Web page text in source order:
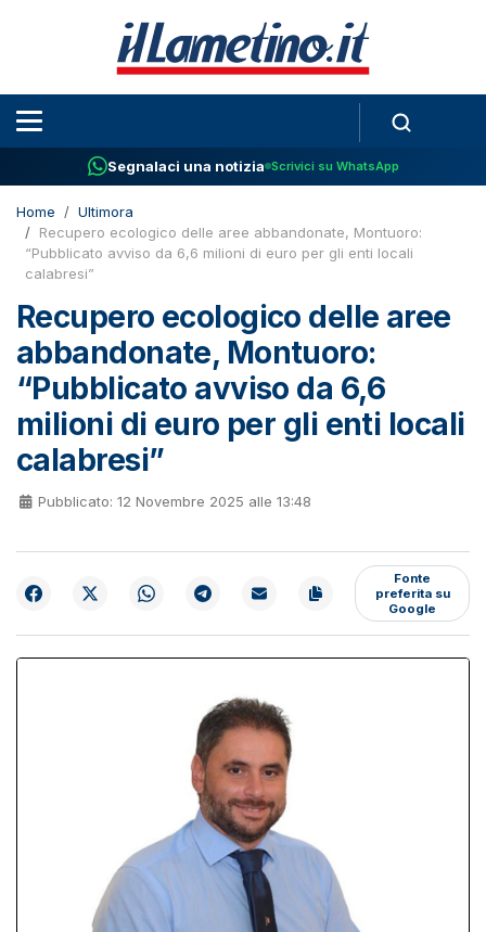
Segnalaci una notizia Scrivici su WhatsApp
Home
Ultimora
Recupero ecologico delle aree abbandonate, Montuoro:
“Pubblicato avviso da 6,6 milioni di euro per gli enti locali
calabresi”
Recupero ecologico delle aree
abbandonate, Montuoro:
“Pubblicato avviso da 6,6
milioni di euro per gli enti locali
calabresi”
Pubblicato: 12 Novembre 2025 alle 13:48
Fonte
preferita su
Google